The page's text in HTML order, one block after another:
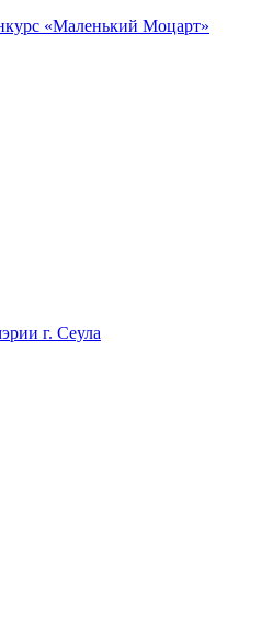
«Маленький Моцарт»
г. Сеула